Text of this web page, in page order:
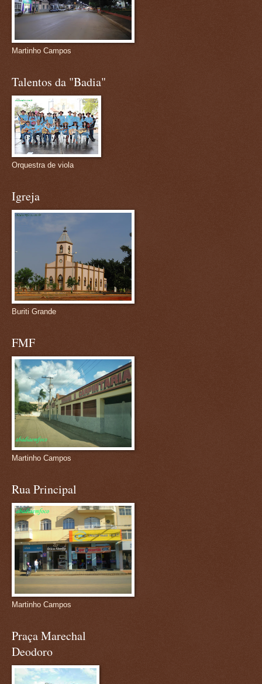
Martinho Campos
Talentos da "Badia"
Orquestra de viola
Igreja
Buriti Grande
FMF
Martinho Campos
Rua Principal
Martinho Campos
Praça Marechal
Deodoro